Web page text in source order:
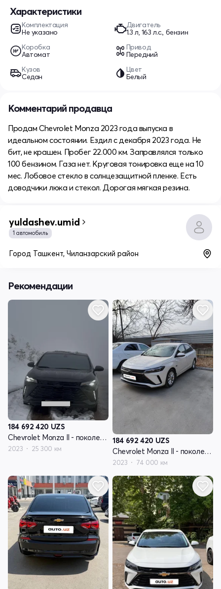
Характеристики
Комплектация
Не указано
Двигатель
1.3 л, 163 л.с., бензин
Коробка
Автомат
Привод
Передний
Кузов
Седан
Цвет
Белый
Комментарий продавца
Продам Chevrolet Monza 2023 года выпуска в
идеальном состоянии. Ездил с декабря 2023 года. Не
бит, не крашен. Пробег 22.000 км. Заправлялся только
100 бензином. Газа нет. Круговая тонировка еще на 10
мес. Лобовое стекло в солнцезащитной пленке. Есть
доводчики люка и стекол. Дорогая мягкая резина.
yuldashev.umid
1 автомобиль
Город Ташкент, Чиланзарский район
Рекомендации
184 692 420 UZS
Chevrolet Monza II - поколение рестайлинг
2023 25 300 км
184 692 420 UZS
Chevrolet Monza II - поколение рестайлинг
2023 74 000 км